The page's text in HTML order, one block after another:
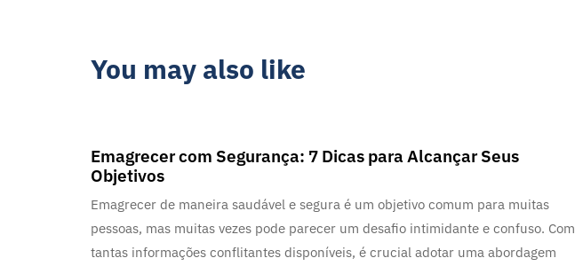
You may also like
Emagrecer com Segurança: 7 Dicas para Alcançar Seus
Objetivos
Emagrecer de maneira saudável e segura é um objetivo comum para muitas
pessoas, mas muitas vezes pode parecer um desafio intimidante e confuso. Com
tantas informações conflitantes disponíveis, é crucial adotar uma abordagem